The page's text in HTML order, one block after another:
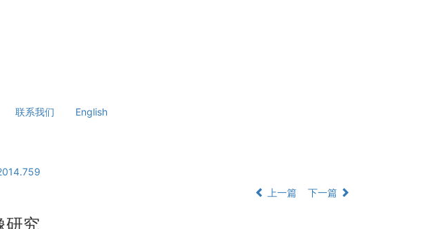
联系我们 English
上一篇 下一篇
研究